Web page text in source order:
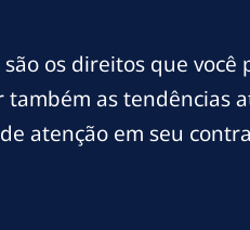
os direitos que você
as tendências
atenção em seu